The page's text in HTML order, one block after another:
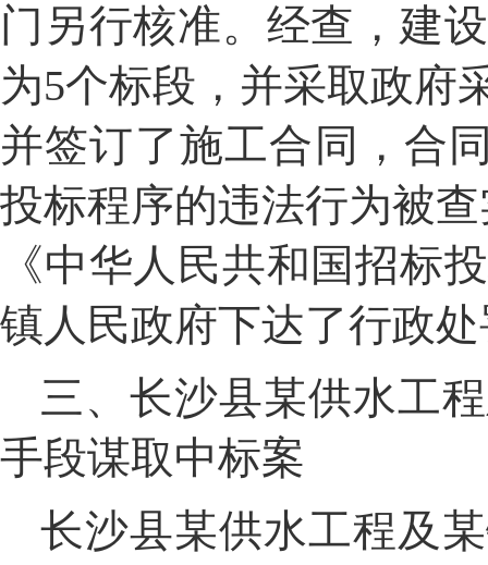
门另行核准。 经查 ， 建
为5个标段，并采取政府
并签订了施工合同 ， 合
投标程序的违法行为被
《中华人民共和国招标
镇人民政府下达了行政
三、长沙县某供水工
手段谋取中标案
长沙县某供水工程及 某